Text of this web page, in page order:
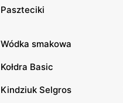
Paszteciki
Wódka smakowa
Kołdra Basic
Kindziuk Selgros